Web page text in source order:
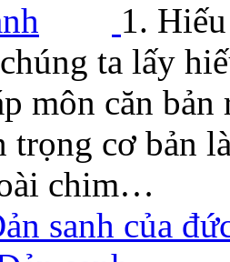
1.
ta lấy
môn căn
trọng cơ bản
chim…
sanh của